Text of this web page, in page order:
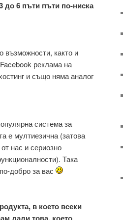
до 6 пъти пъти по-ниска
възможности, както и
реклама на
и също няма аналог
система за
е мултиезична (затова
нас и сериозно
Така
добро за вас
в което всеки